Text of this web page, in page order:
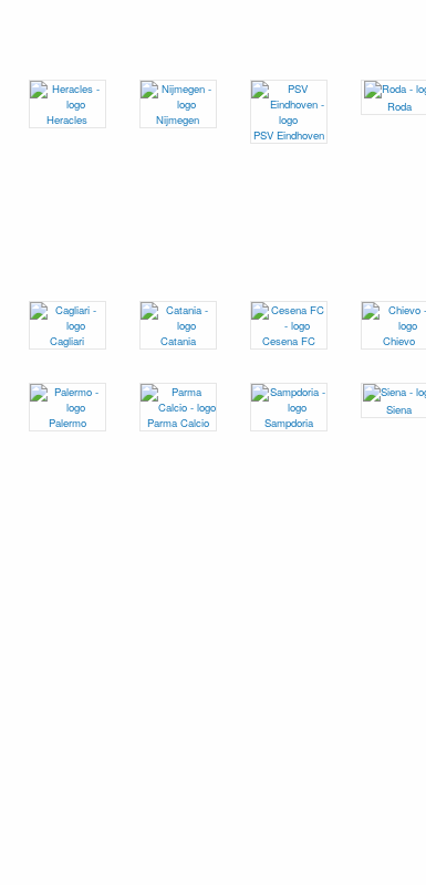
Heracles
Nijmegen
PSV Eindhoven
Roda
Cagliari Catania Cesena FC Chievo
Palermo
Parma Calcio Sampdoria
Siena